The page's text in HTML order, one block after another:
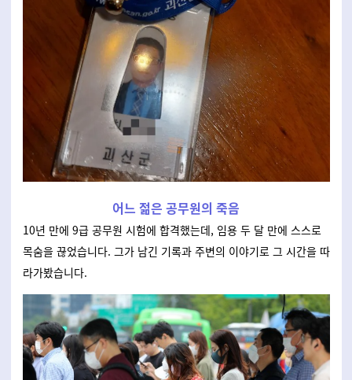
어느 젊은 공무원의 죽음
10년 만에 9급 공무원 시험에 합격했는데, 임용 두 달 만에 스스로
목숨을 끊었습니다. 그가 남긴 기록과 주변의 이야기로 그 시간을 따
라가봤습니다.